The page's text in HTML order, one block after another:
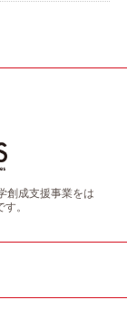
創成支援事業をは
。